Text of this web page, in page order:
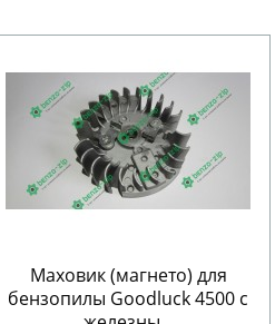
Маховик (магнето) для
бензопилы Goodluck 4500 с